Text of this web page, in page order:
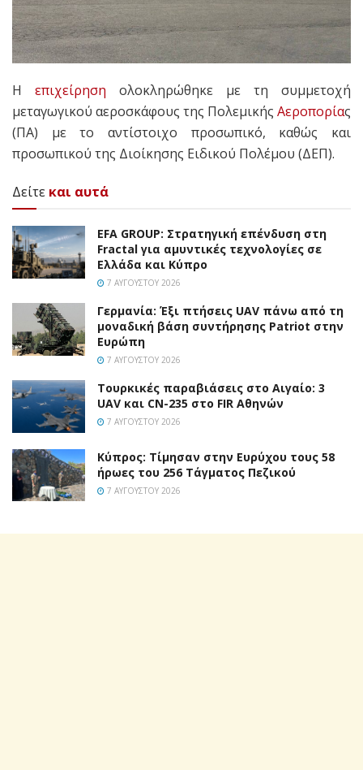
Η επιχείρηση ολοκληρώθηκε με τη συμμετοχή
μεταγωγικού αεροσκάφους της Πολεμικής Αεροπορίας
(ΠΑ) με το αντίστοιχο προσωπικό, καθώς και
προσωπικού της Διοίκησης Ειδικού Πολέμου (ΔΕΠ).
Δείτε και αυτά
EFA GROUP: Στρατηγική επένδυση στη
Fractal για αμυντικές τεχνολογίες σε
Ελλάδα και Κύπρο
7 ΑΥΓΟΎΣΤΟΥ 2026
Γερμανία: Έξι πτήσεις UAV πάνω από τη
μοναδική βάση συντήρησης Patriot στην
Ευρώπη
7 ΑΥΓΟΎΣΤΟΥ 2026
Τουρκικές παραβιάσεις στο Αιγαίο: 3
UAV και CN-235 στο FIR Αθηνών
7 ΑΥΓΟΎΣΤΟΥ 2026
Κύπρος: Τίμησαν στην Ευρύχου τους 58
ήρωες του 256 Τάγματος Πεζικού
7 ΑΥΓΟΎΣΤΟΥ 2026